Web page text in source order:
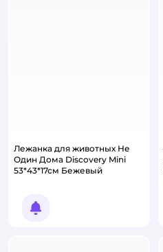
Лежанка для животных Не
Один Дома Discovery Mini
53*43*17см Бежевый
Уведомить о появлении